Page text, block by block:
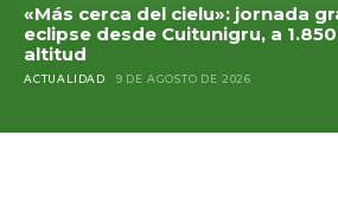
«Más cerca del cielu»: jornada
eclipse desde Cuitunigru, a
altitud
ACTUALIDAD 9 DE AGOSTO DE 2026